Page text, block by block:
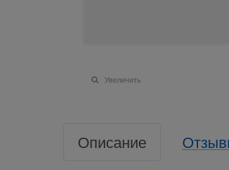
Увеличить
Описание